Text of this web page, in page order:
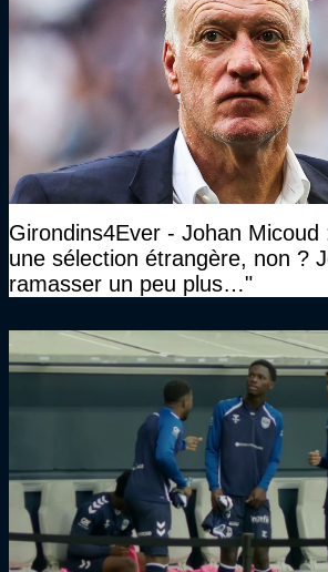
Girondins4Ever - Johan
une sélection étrangère, non ?
ramasser un peu plus…"